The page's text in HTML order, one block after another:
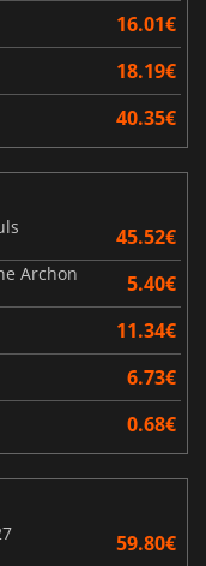
16.01€
18.19€
40.35€
45.52€
Archon 5.40€
11.34€
6.73€
0.68€
59.80€